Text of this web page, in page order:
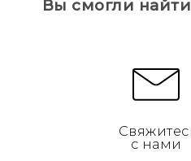
Вы смогли
с нами